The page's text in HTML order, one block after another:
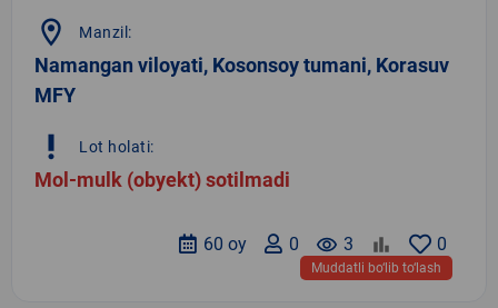
location_on Manzil:
Namangan viloyati, Kosonsoy tumani, Korasuv
MFY
priority_high Lot holati:
Mol-mulk (obyekt) sotilmadi
0
remove_red_eye 3
0
60 oy
Muddatli bo‘lib to‘lash